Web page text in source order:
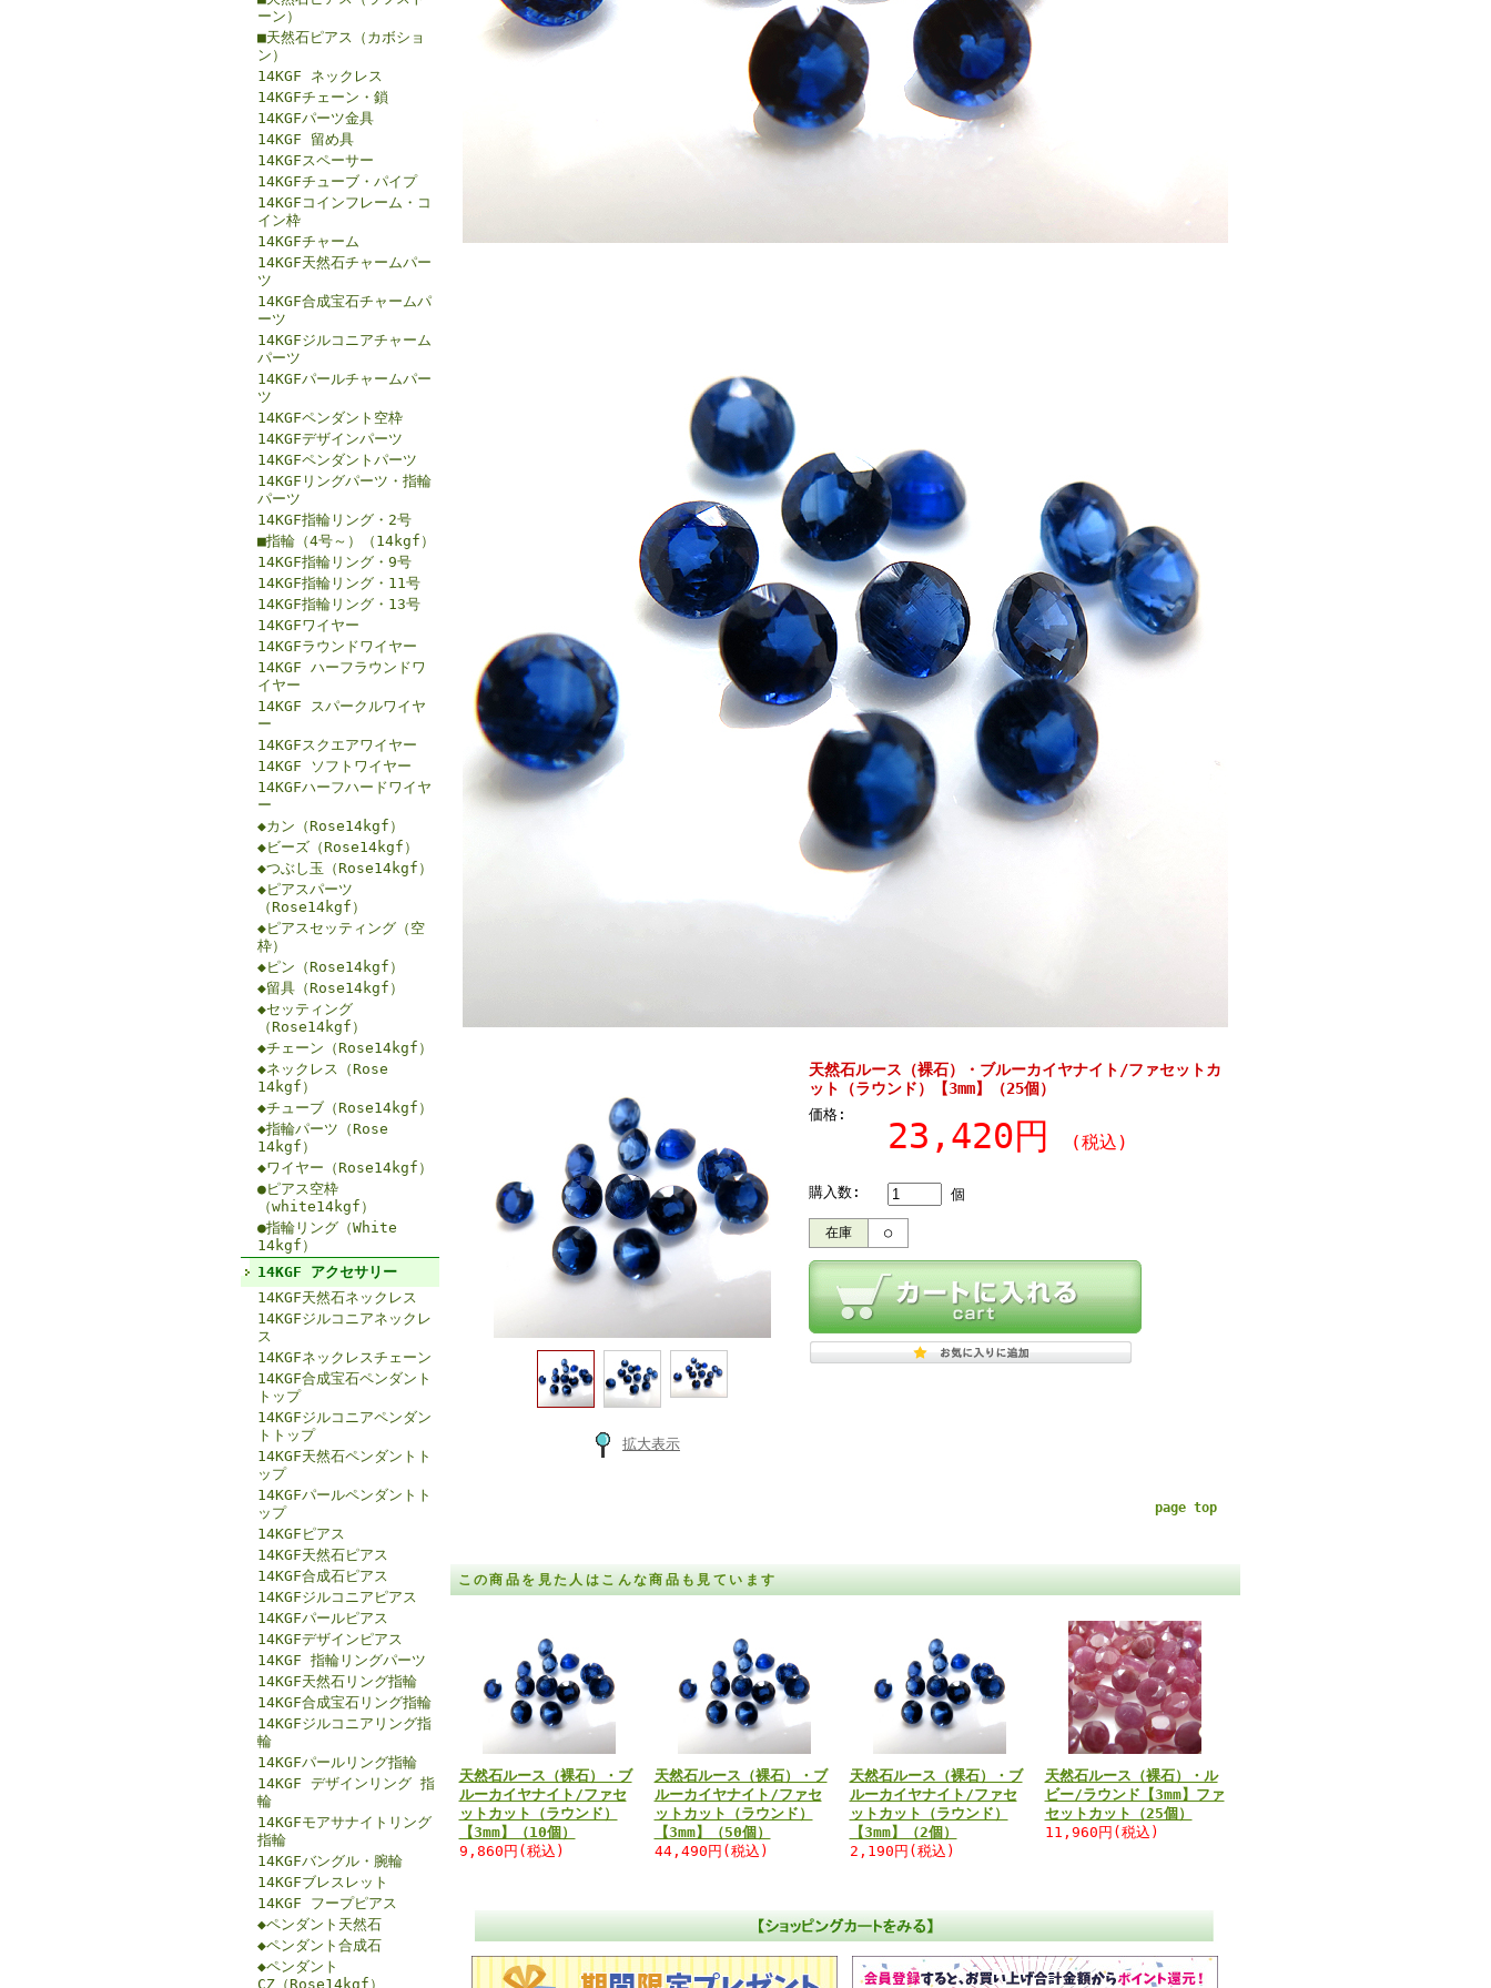
ーン）
■天然石ピアス（カボショ
ン）
14KGF ネックレス
14KGFチェーン・鎖
14KGFパーツ金具
14KGF 留め具
14KGFスペーサー
14KGFチューブ・パイプ
14KGFコインフレーム・コ
イン枠
14KGFチャーム
14KGF天然石チャームパー
ツ
14KGF合成宝石チャームパ
ーツ
14KGFジルコニアチャーム
パーツ
14KGFパールチャームパー
ツ
14KGFペンダント空枠
14KGFデザインパーツ
14KGFペンダントパーツ
14KGFリングパーツ・指輪
パーツ
14KGF指輪リング・2号
■指輪（4号～）（14kgf）
14KGF指輪リング・9号
14KGF指輪リング・11号
14KGF指輪リング・13号
14KGFワイヤー
14KGFラウンドワイヤー
14KGF ハーフラウンドワ
イヤー
14KGF スパークルワイヤ
ー
14KGFスクエアワイヤー
14KGF ソフトワイヤー
14KGFハーフハードワイヤ
ー
◆カン（Rose14kgf）
◆ビーズ（Rose14kgf）
◆つぶし玉（Rose14kgf）
◆ピアスパーツ
（Rose14kgf）
◆ピアスセッティング（空
枠）
◆ピン（Rose14kgf）
◆留具（Rose14kgf）
◆セッティング
（Rose14kgf）
◆チェーン（Rose14kgf）
◆ネックレス（Rose
14kgf）
◆チューブ（Rose14kgf）
◆指輪パーツ（Rose
14kgf）
◆ワイヤー（Rose14kgf）
●ピアス空枠
（white14kgf）
●指輪リング（White
14kgf）
14KGF アクセサリー
14KGF天然石ネックレス
14KGFジルコニアネックレ
ス
14KGFネックレスチェーン
14KGF合成宝石ペンダント
トップ
14KGFジルコニアペンダン
トトップ
14KGF天然石ペンダントト
ップ
14KGFパールペンダントト
ップ
14KGFピアス
14KGF天然石ピアス
14KGF合成石ピアス
14KGFジルコニアピアス
14KGFパールピアス
14KGFデザインピアス
14KGF 指輪リングパーツ
14KGF天然石リング指輪
14KGF合成宝石リング指輪
14KGFジルコニアリング指
輪
14KGFパールリング指輪
14KGF デザインリング 指
輪
14KGFモアサナイトリング
指輪
14KGFバングル・腕輪
14KGFブレスレット
14KGF フープピアス
◆ペンダント天然石
◆ペンダント合成石
◆ペンダント
CZ（Rose14kgf）
拡大表示
天然石ルース（裸石）・ブルーカイヤナイト/ファセットカ
ット（ラウンド）【3mm】（25個）
価格:
23,420円 (税込)
購入数: 個
在庫 ○
page top
この商品を見た人はこんな商品も見ています
天然石ルース（裸石）・ブ
ルーカイヤナイト/ファセ
ットカット（ラウンド）
【3mm】（10個）
9,860円(税込)
天然石ルース（裸石）・ブ
ルーカイヤナイト/ファセ
ットカット（ラウンド）
【3mm】（50個）
44,490円(税込)
天然石ルース（裸石）・ブ
ルーカイヤナイト/ファセ
ットカット（ラウンド）
【3mm】（2個）
2,190円(税込)
天然石ルース（裸石）・ル
ビー/ラウンド【3mm】ファ
セットカット（25個）
11,960円(税込)